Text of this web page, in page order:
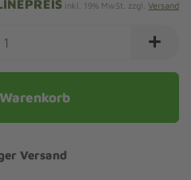
inkl. 19% MwSt. zzgl. Versand
Versand